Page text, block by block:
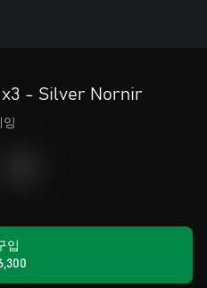
x3 - Silver Nornir
잉
입